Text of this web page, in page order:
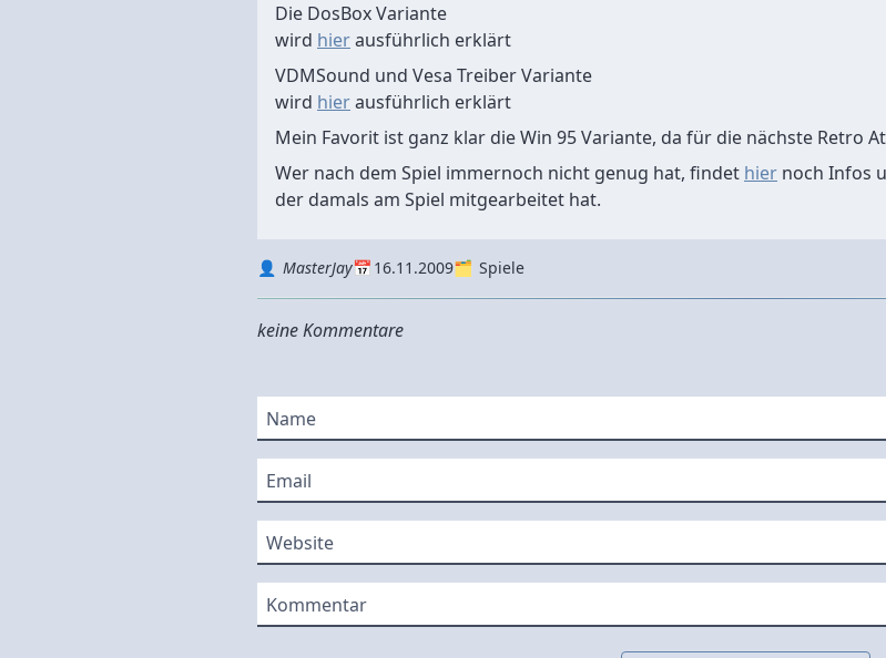
Die DosBox Variante
wird hierausführlich erklärt
VDMSound und Vesa Treiber Variante
wird hierausführlich erklärt
Mein Favorit ist ganz klar die Win 95 Variante, da für die nächste Retro
Wer nach dem Spiel immernoch nicht genug hat, findet hier noch Infos
der damals am Spiel mitgearbeitet hat.
AutorMasterJay
Datum 16.11.2009
Kategorie Spiele
keine Kommentare
Name
Email
Website
Kommentar